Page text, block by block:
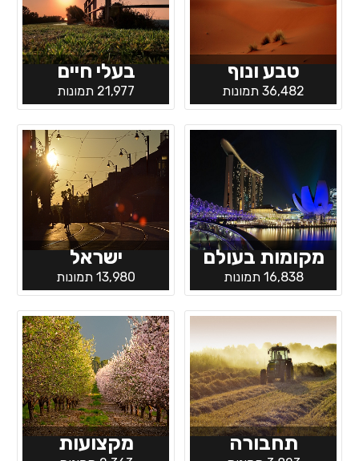
טבע ונוף
36,482 תמונות
בעלי חיים
21,977 תמונות
מקומות בעולם
16,838 תמונות
ישראל
13,980 תמונות
תחבורה מקצועות